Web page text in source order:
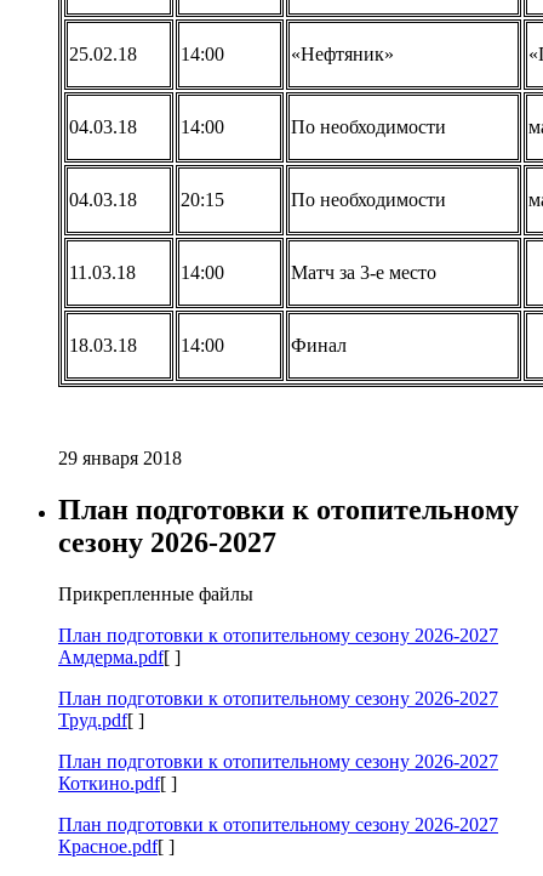
25.02.18 14:00 «Нефтяник»
04.03.18 14:00 По необходимости
04.03.18 20:15 По необходимости
11.03.18 14:00 Матч за 3-е место
18.03.18 14:00 Финал
29 января 2018
План подготовки к отопительному
сезону 2026-2027
Прикрепленные файлы
План подготовки к отопительному сезону 2026-2027
Амдерма.pdf[ ]
План подготовки к отопительному сезону 2026-2027
Труд.pdf[ ]
План подготовки к отопительному сезону 2026-2027
Коткино.pdf[ ]
План подготовки к отопительному сезону 2026-2027
Красное.pdf[ ]